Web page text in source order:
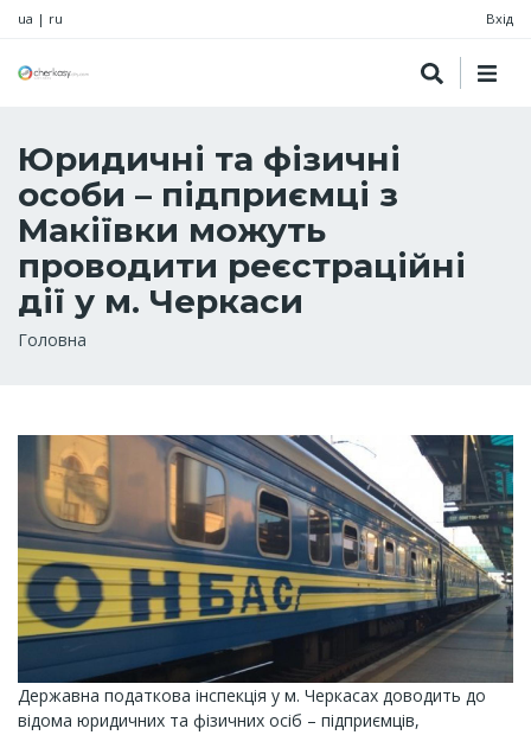
ua | ru Вхід
Юридичні та фізичні
особи – підприємці з
Макіївки можуть
проводити реєстраційні
дії у м. Черкаси
Рядок
Головна
Державна податкова інспекція у м. Черкасах доводить до
відома юридичних та фізичних осіб – підприємців,